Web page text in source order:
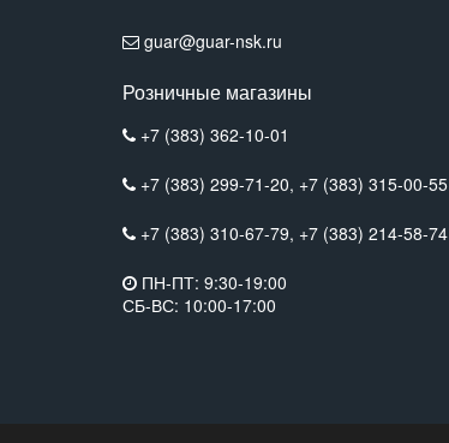
guar@guar-nsk.ru
Розничные магазины
+7 (383) 362-10-01
+7 (383) 299-71-20, +7 (383) 315-00-55
+7 (383) 310-67-79, +7 (383) 214-58-74
ПН-ПТ: 9:30-19:00
СБ-ВС: 10:00-17:00